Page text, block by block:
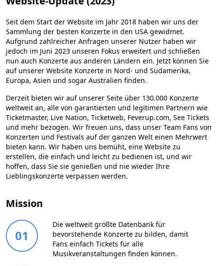
Seit dem Start der Website im Jahr 2018 haben wir uns der
Sammlung der besten Konzerte in den USA gewidmet.
Aufgrund zahlreicher Anfragen unserer Nutzer haben wir
jedoch im Juni 2023 unseren Fokus erweitert und schließen
nun auch Konzerte aus anderen Ländern ein. Jetzt können Sie
auf unserer Website Konzerte in Nord- und Südamerika,
Europa, Asien und sogar Australien finden.
Derzeit bieten wir auf unserer Seite über 130.000 Konzerte
weltweit an, alle von garantierten und legitimen Partnern wie
Ticketmaster, Live Nation, Ticketweb, Feverup.com, See Tickets
und mehr bezogen. Wir freuen uns, dass unser Team Fans von
Konzerten und Festivals auf der ganzen Welt einen Mehrwert
bieten kann. Wir haben uns bemüht, eine Website zu
erstellen, die einfach und leicht zu bedienen ist, und wir
hoffen, dass Sie sie genießen und nie wieder Ihre
Lieblingskonzerte verpassen werden.
Mission
01
Die weltweit größte Datenbank für
bevorstehende Konzerte zu bilden, damit
Fans einfach Tickets für alle
Musikveranstaltungen finden können.